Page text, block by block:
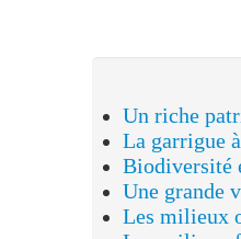
Les milieux
Les zones
Les mares, oasis
Les falaises des
Des milieux
Les garrigues,
Particularités et